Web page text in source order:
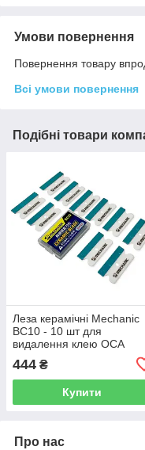
Умови повернення
Повернення товару
Всі умови повернення
Подібні товари
Леза керамічні Mechanic
BC10 - 10 шт для
видалення клею OCA
444 ₴
Купити
Про нас